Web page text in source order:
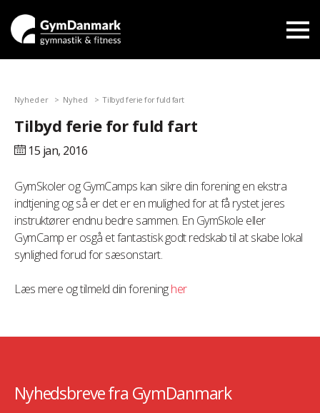
Nyheder Nyhed Tilbyd ferie for fuld fart
Tilbyd ferie for fuld fart
15 jan, 2016
GymSkoler og GymCamps kan sikre din forening en ekstra
indtjening og så er det er en mulighed for at få rystet jeres
instruktører endnu bedre sammen. En GymSkole eller
GymCamp er osgå et fantastisk godt redskab til at skabe lokal
synlighed forud for sæsonstart.
Læs mere og tilmeld din foreningher
Nyhedsbreve fra GymDanmark